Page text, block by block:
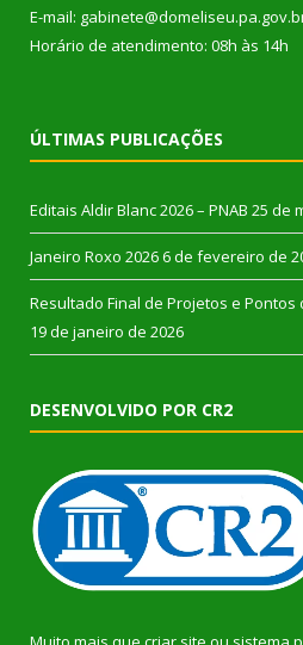
E-mail:
Horário de atendimento: 08h às 14h
ÚLTIMAS PUBLICAÇÕES
Editais Aldir Blanc 2026 – PNAB 25 de
Janeiro Roxo 2026 6 de fevereiro de
Resultado Final de Projetos e Pontos
19 de janeiro de 2026
DESENVOLVIDO POR CR2